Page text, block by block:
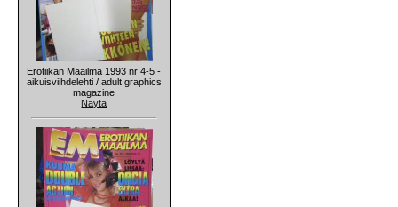
Erotiikan Maailma 1993 nr 4-5 -
aikuisviihdelehti / adult graphics
magazine
Näytä